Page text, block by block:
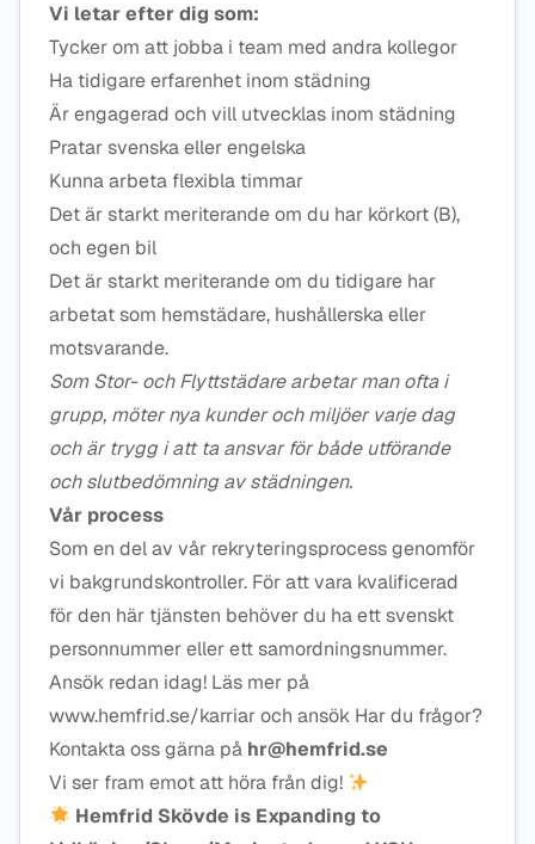
Vi letar efter dig som:
Tycker om att jobba i team med andra kollegor
Ha tidigare erfarenhet inom städning
Är engagerad och vill utvecklas inom städning
Pratar svenska eller engelska
Kunna arbeta flexibla timmar
Det är starkt meriterande om du har körkort (B),
och egen bil
Det är starkt meriterande om du tidigare har
arbetat som hemstädare, hushållerska eller
motsvarande.
Som Stor- och Flyttstädare arbetar man ofta i
grupp, möter nya kunder och miljöer varje dag
och är trygg i att ta ansvar för både utförande
och slutbedömning av städningen.
Vår process
Som en del av vår rekryteringsprocess genomför
vi bakgrundskontroller. För att vara kvalificerad
för den här tjänsten behöver du ha ett svenskt
personnummer eller ett samordningsnummer.
Ansök redan idag! Läs mer på
www.hemfrid.se/karriar och ansök Har du frågor?
Kontakta oss gärna på hr@hemfrid.se
Vi ser fram emot att höra från dig!
Hemfrid Skövde is Expanding to